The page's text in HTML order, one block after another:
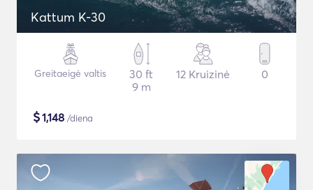
Kattum K-30
Greitaeigė valtis
30 ft
9 m
12 Kruizinė 0
$1,148 /diena